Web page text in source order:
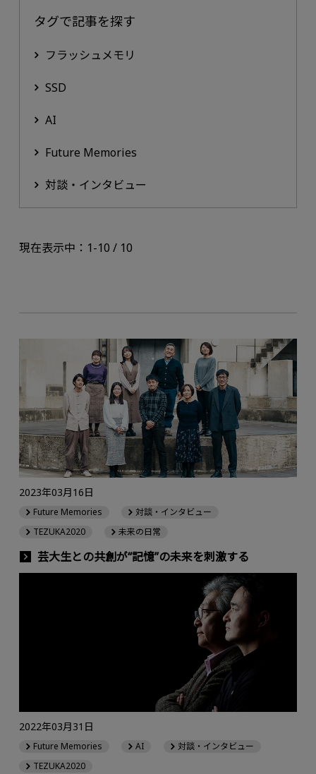
タグで記事を探す
フラッシュメモリ
SSD
AI
Future Memories
対談・インタビュー
現在表示中：1-10 / 10
芸大生との共創が“記憶”の未来を刺激する
2023年03月16日
Future Memories
対談・インタビュー
TEZUKA2020
未来の日常
2022年03月31日
Future Memories AI
対談・インタビュー
TEZUKA2020